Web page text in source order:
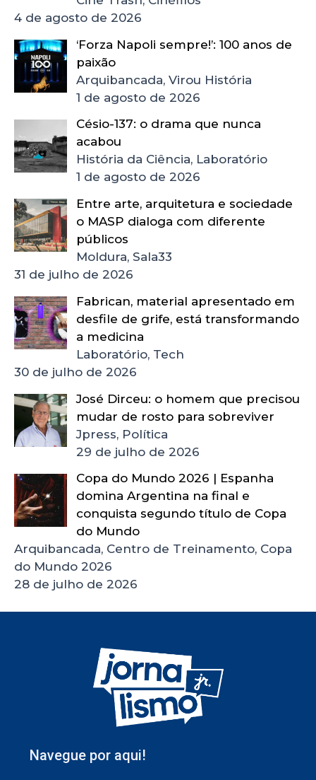
4 de agosto de 2026
‘Forza Napoli sempre!’: 100 anos de
paixão
Arquibancada, Virou História
1 de agosto de 2026
Césio-137: o drama que nunca
acabou
História da Ciência, Laboratório
1 de agosto de 2026
Entre arte, arquitetura e sociedade
o MASP dialoga com diferente
públicos
Moldura, Sala33
31 de julho de 2026
Fabrican, material apresentado em
desfile de grife, está transformando
a medicina
Laboratório, Tech
30 de julho de 2026
José Dirceu: o homem que precisou
mudar de rosto para sobreviver
Jpress, Política
29 de julho de 2026
Copa do Mundo 2026 | Espanha
domina Argentina na final e
conquista segundo título de Copa
do Mundo
Arquibancada, Centro de Treinamento, Copa
do Mundo 2026
28 de julho de 2026
Navegue por aqui!